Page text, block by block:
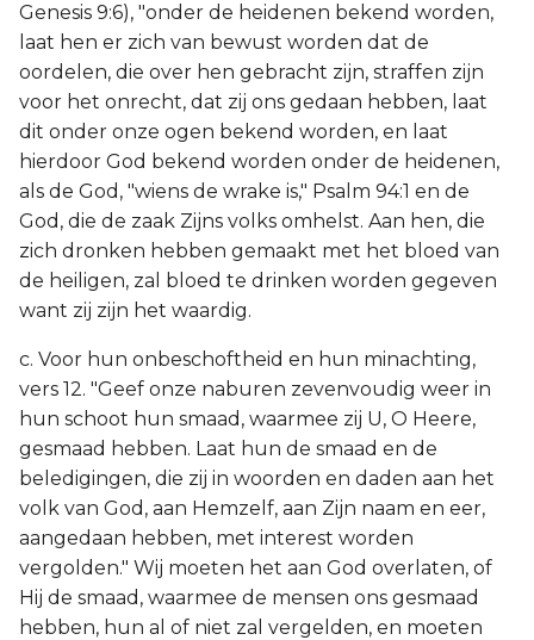
Genesis 9:6), "onder de heidenen bekend worden,
laat hen er zich van bewust worden dat de
oordelen, die over hen gebracht zijn, straffen zijn
voor het onrecht, dat zij ons gedaan hebben, laat
dit onder onze ogen bekend worden, en laat
hierdoor God bekend worden onder de heidenen,
als de God, "wiens de wrake is," Psalm 94:1 en de
God, die de zaak Zijns volks omhelst. Aan hen, die
zich dronken hebben gemaakt met het bloed van
de heiligen, zal bloed te drinken worden gegeven
want zij zijn het waardig.
c. Voor hun onbeschoftheid en hun minachting,
vers 12. "Geef onze naburen zevenvoudig weer in
hun schoot hun smaad, waarmee zij U, O Heere,
gesmaad hebben. Laat hun de smaad en de
beledigingen, die zij in woorden en daden aan het
volk van God, aan Hemzelf, aan Zijn naam en eer,
aangedaan hebben, met interest worden
vergolden." Wij moeten het aan God overlaten, of
Hij de smaad, waarmee de mensen ons gesmaad
hebben, hun al of niet zal vergelden, en moeten